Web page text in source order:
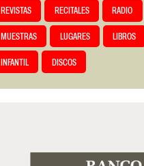
REVISTAS RECITALES RADIO
MUESTRAS LUGARES LIBROS
INFANTIL DISCOS